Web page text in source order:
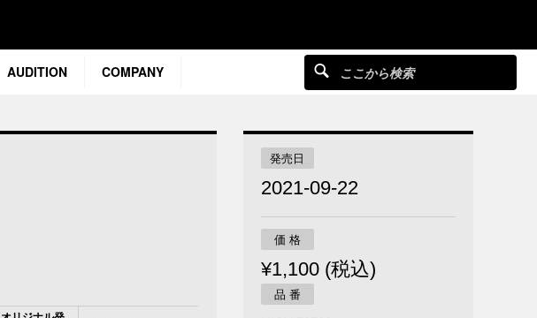
AUDITION COMPANY
発売日
2021-09-22
価 格
¥1,100 (税込)
品 番